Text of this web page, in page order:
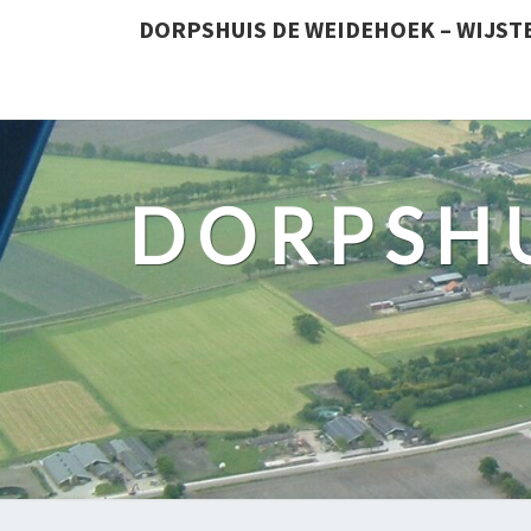
DORPSHUIS DE WEIDEHOEK –